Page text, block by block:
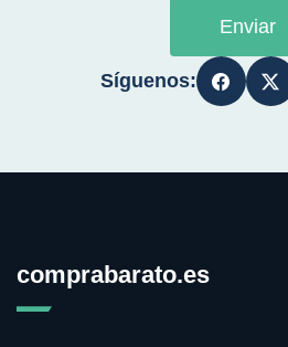
Enviar
Síguenos:
comprabarato.es